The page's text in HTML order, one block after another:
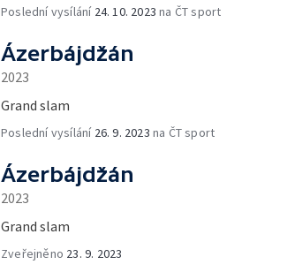
Poslední vysílání 24. 10. 2023 na ČT sport
Ázerbájdžán
2023
Grand slam
Poslední vysílání 26. 9. 2023 na ČT sport
Ázerbájdžán
2023
Grand slam
Zveřejněno 23. 9. 2023